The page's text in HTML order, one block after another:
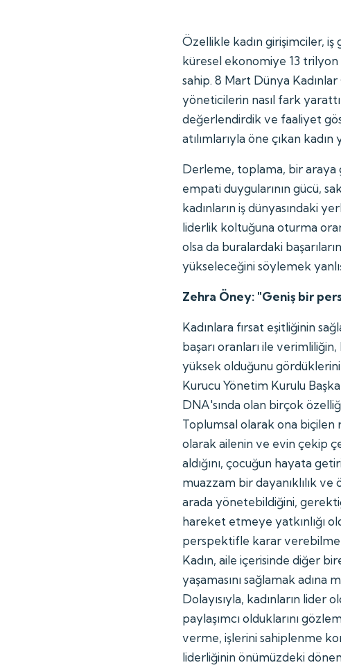
Özellikle kadın girişimciler, iş
küresel ekonomiye 13
sahip. 8 Mart Dünya Kadınlar
yöneticilerin nasıl fark
değerlendirdik ve faaliyet
atılımlarıyla öne çıkan
Derleme, toplama, bir araya
empati duygularının gücü,
kadınların iş dünyasındaki
liderlik koltuğuna oturma
olsa da buralardaki
yükseleceğini söylemek
Zehra Öney: "Geniş bir
Kadınlara fırsat eşitliğinin
başarı oranları ile
yüksek olduğunu
Kurucu Yönetim Kurulu
DNA'sında olan birçok
Toplumsal olarak ona biçilen
olarak ailenin ve evin çekip
aldığını, çocuğun hayata
muazzam bir dayanıklılık
arada yönetebildiğini,
hareket etmeye yatkınlığı
perspektifle karar
Kadın, aile içerisinde diğer
yaşamasını sağlamak adına
Dolayısıyla, kadınların lider
paylaşımcı olduklarını
verme, işlerini sahiplenme
liderliğinin önümüzdeki